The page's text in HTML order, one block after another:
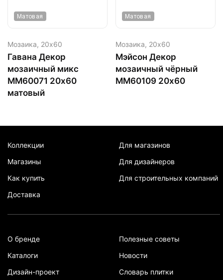
Матовая
Мозаика, 20х60
Гавана Декор
мозаичный микс
MM60071 20х60
матовый
Матовая
Мозаика, 20х60
Мэйсон Декор
мозаичный чёрный
MM60109 20х60
Коллекции
Магазины
Как купить
Доставка
Для магазинов
Для дизайнеров
Для строительных компаний
О бренде
Каталоги
Дизайн-проект
Полезные советы
Новости
Словарь плитки